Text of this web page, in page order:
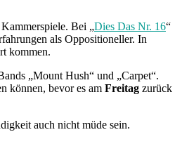
Bei „Dies Das Nr. 16“
als Oppositioneller. In
kommen.
„Mount Hush“ und „Carpet“.
können, bevor es am Freitag zurück
auch nicht müde sein.